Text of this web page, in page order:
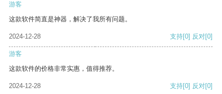
游客
这款软件简直是神器，解决了我所有问题。
2024-12-28 支持[0] 反对[0]
游客
这款软件的价格非常实惠，值得推荐。
2024-12-28 支持[0] 反对[0]